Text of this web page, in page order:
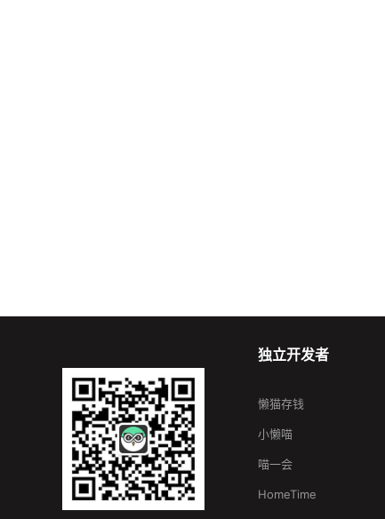
独立开发者
懒猫存钱
小懒喵
喵一会
HomeTime